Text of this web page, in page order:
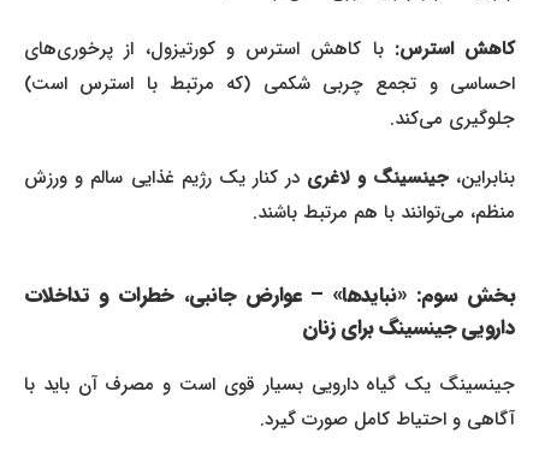
کاهش استرس:با کاهش استرس و کورتیزول، از پرخوری‌های
احساسی و تجمع چربی شکمی (که مرتبط با استرس است)
جلوگیری می‌کند.
بنابراین،جینسینگ و لاغریدر کنار یک رژیم غذایی سالم و ورزش
منظم، می‌توانند با هم مرتبط باشند.
بخش سوم: «نبایدها» – عوارض جانبی، خطرات و تداخلات
دارویی جینسینگ برای زنان
جینسینگ یک گیاه دارویی بسیار قوی است و مصرف آن باید با
آگاهی و احتیاط کامل صورت گیرد.